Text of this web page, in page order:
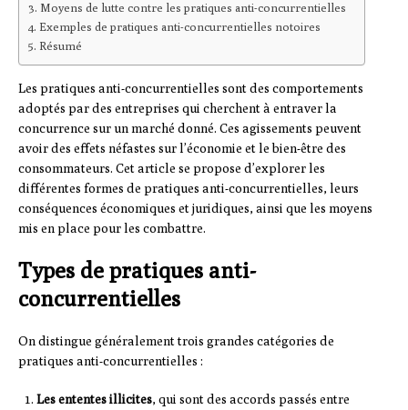
Moyens de lutte contre les pratiques anti-concurrentielles
Exemples de pratiques anti-concurrentielles notoires
Résumé
Les pratiques anti-concurrentielles sont des comportements
adoptés par des entreprises qui cherchent à entraver la
concurrence sur un marché donné. Ces agissements peuvent
avoir des effets néfastes sur l’économie et le bien-être des
consommateurs. Cet article se propose d’explorer les
différentes formes de pratiques anti-concurrentielles, leurs
conséquences économiques et juridiques, ainsi que les moyens
mis en place pour les combattre.
Types de pratiques anti-
concurrentielles
On distingue généralement trois grandes catégories de
pratiques anti-concurrentielles :
Les ententes illicites, qui sont des accords passés entre